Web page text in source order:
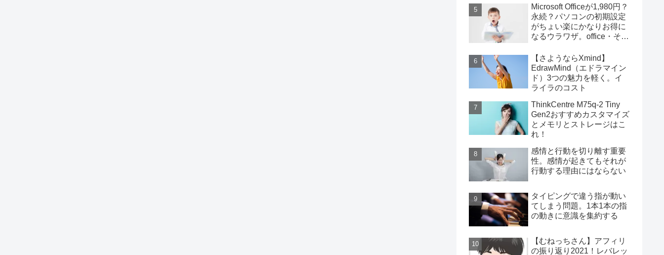
Microsoft Officeが1,980円？
永続？パソコンの初期設定
がちょい楽にかなりお得に
なるウラワザ。office・その
【さようならXmind】
EdrawMind（エドラマイン
ド）3つの魅力を軽く。イ
ライラのコスト
ThinkCentre M75q-2 Tiny
Gen2おすすめカスタマイズ
とメモリとストレージはこ
れ！
感情と行動を切り離す重要
性。感情が起きてもそれが
行動する理由にはならない
タイピングで違う指が動い
てしまう問題。1本1本の指
の動きに意識を集約する
【むねっちさん】アフィリ
の振り返り2021！レバレッ